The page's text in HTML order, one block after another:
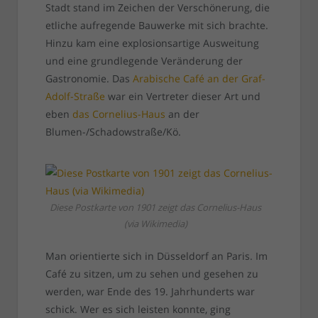
Stadt stand im Zeichen der Verschönerung, die
etliche aufregende Bauwerke mit sich brachte.
Hinzu kam eine explosionsartige Ausweitung
und eine grundlegende Veränderung der
Gastronomie. Das Arabische Café an der Graf-
Adolf-Straße war ein Vertreter dieser Art und
eben das Cornelius-Haus an der
Blumen-/Schadowstraße/Kö.
Diese Postkarte von 1901 zeigt das Cornelius-Haus
(via Wikimedia)
Man orientierte sich in Düsseldorf an Paris. Im
Café zu sitzen, um zu sehen und gesehen zu
werden, war Ende des 19. Jahrhunderts war
schick. Wer es sich leisten konnte, ging